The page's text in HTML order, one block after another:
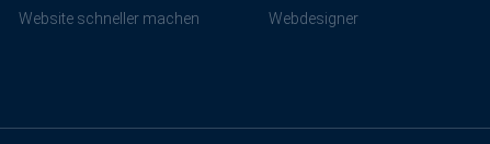
Website schneller machen
Webdesigner